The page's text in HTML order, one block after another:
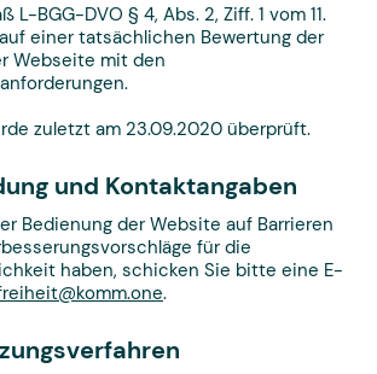
L-BGG-DVO § 4, Abs. 2, Ziff. 1 vom 11.
einer tatsächlichen Bewertung der
Webseite mit den
zuletzt am 23.09.2020 überprüft.
und Kontaktangaben
Bedienung der Website auf Barrieren
für die
haben, schicken Sie bitte eine E-
.